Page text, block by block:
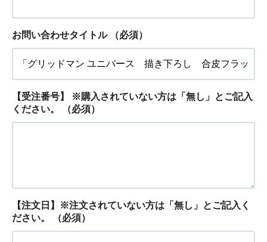
お問い合わせタイトル （必須）
【受注番号】 ※購入されていない方は「無し」とご記入
ください。
（必須）
【注文日】※注文されていない方は「無し」とご記入く
ださい。
（必須）